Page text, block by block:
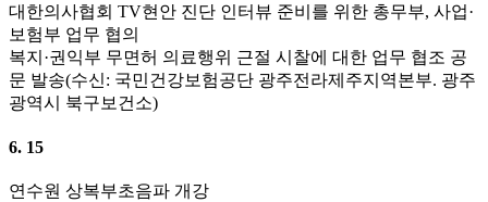
대한의사협회 TV현안 진단 인터뷰 준비를 위한 총무부, 사업·
보험부 업무 협의
복지·권익부 무면허 의료행위 근절 시찰에 대한 업무 협조 공
문 발송(수신: 국민건강보험공단 광주전라제주지역본부. 광주
광역시 북구보건소)
6. 15
연수원 상복부초음파 개강